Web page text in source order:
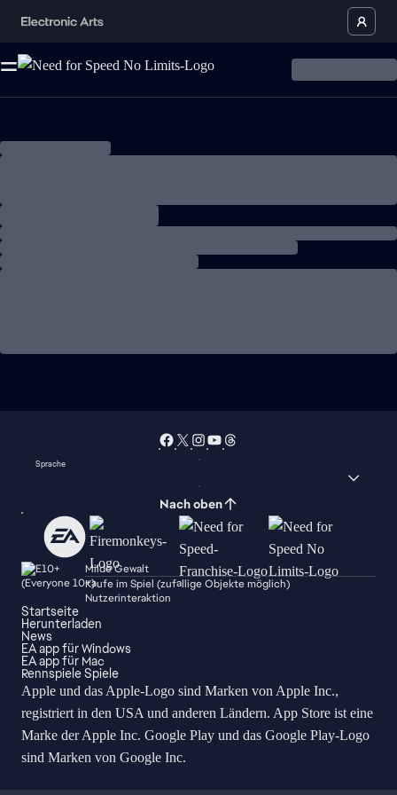
Sprache
Nach oben
Milde Gewalt
Käufe im Spiel (zufällige Objekte möglich)
Nutzerinteraktion
Startseite
Herunterladen
News
EA app für Windows
EA app für Mac
Rennspiele Spiele
Apple und das Apple-Logo sind Marken von Apple Inc.,
registriert in den USA und anderen Ländern. App Store ist eine
Marke der Apple Inc. Google Play und das Google Play-Logo
sind Marken von Google Inc.